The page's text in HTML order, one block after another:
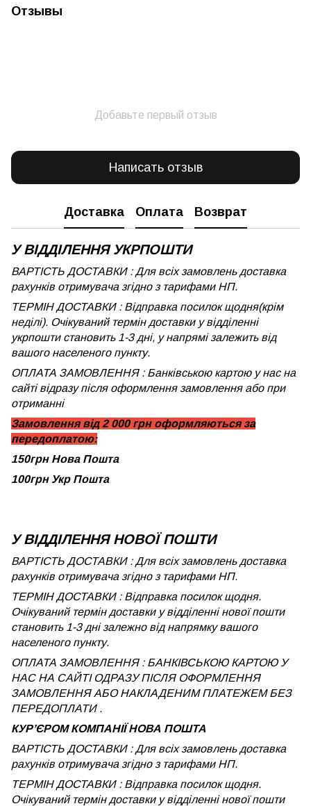
Отзывы
Добавьте первый отзыв
Написать отзыв
Доставка Оплата Возврат
У ВІДДІЛЕННЯ УКРПОШТИ
ВАРТІСТЬ ДОСТАВКИ : Для всіх замовлень доставка
рахунків отримувача згідно з тарифами НП.
ТЕРМІН ДОСТАВКИ : Відправка посилок щодня(крім
неділі). Очікуваний термін доставки у відділенні
укрпошти становить 1-3 дні, у напрямі залежить від
вашого населеного пункту.
ОПЛАТА ЗАМОВЛЕННЯ : Банківською картою у нас на
сайті відразу після оформлення замовлення або при
отриманні
Замовлення від 2 000 грн оформляються за
передоплатою:
150грн Нова Пошта
100грн Укр Пошта
У ВІДДІЛЕННЯ НОВОЇ ПОШТИ
ВАРТІСТЬ ДОСТАВКИ : Для всіх замовлень доставка
рахунків отримувача згідно з тарифами НП.
ТЕРМІН ДОСТАВКИ : Відправка посилок щодня.
Очікуваний термін доставки у відділенні нової пошти
становить 1-3 дні залежно від напрямку вашого
населеного пункту.
ОПЛАТА ЗАМОВЛЕННЯ : БАНКІВСЬКОЮ КАРТОЮ У
НАС НА САЙТІ ОДРАЗУ ПІСЛЯ ОФОРМЛЕННЯ
ЗАМОВЛЕННЯ АБО НАКЛАДЕНИМ ПЛАТЕЖЕМ БЕЗ
ПЕРЕДОПЛАТИ .
КУРʼЄРОМ КОМПАНІЇ НОВА ПОШТА
ВАРТІСТЬ ДОСТАВКИ : Для всіх замовлень доставка
рахунків отримувача згідно з тарифами НП.
ТЕРМІН ДОСТАВКИ : Відправка посилок щодня.
Очікуваний термін доставки у відділенні нової пошти